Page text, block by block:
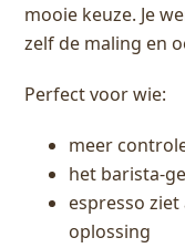
mooie keuze. Je
zelf de maling en
Perfect voor wie:
meer
het barista-
espresso
oplossing